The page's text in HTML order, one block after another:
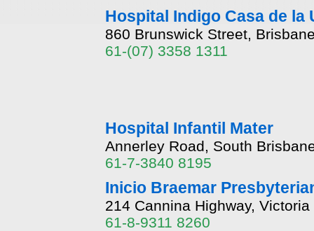
Hospital Indigo Casa de la
860 Brunswick Street,
61-(07) 3358 1311
Hospital Infantil Mater
Annerley Road, South
61-7-3840 8195
Inicio Braemar
214 Cannina Highway,
61-8-9311 8260